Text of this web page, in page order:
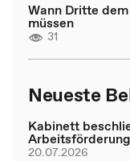
Wann Dritte
müssen
31
Neueste
Kabinett
Arbeitsförderung
20.07.2026